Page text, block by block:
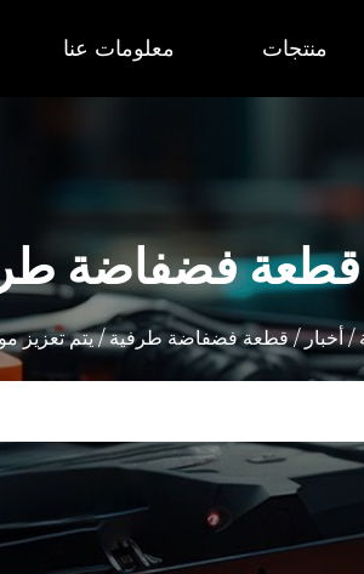
معلومات عنا منتجات
قطعة فضفاضة
/أخبار/قطعة فضفاضة طرفية/يتم تعزيز